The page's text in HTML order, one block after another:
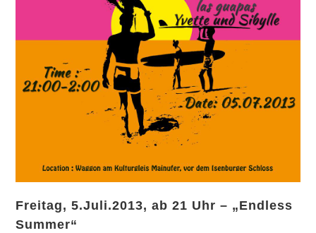
Freitag, 5.Juli.2013, ab 21 Uhr – „Endless
Summer“